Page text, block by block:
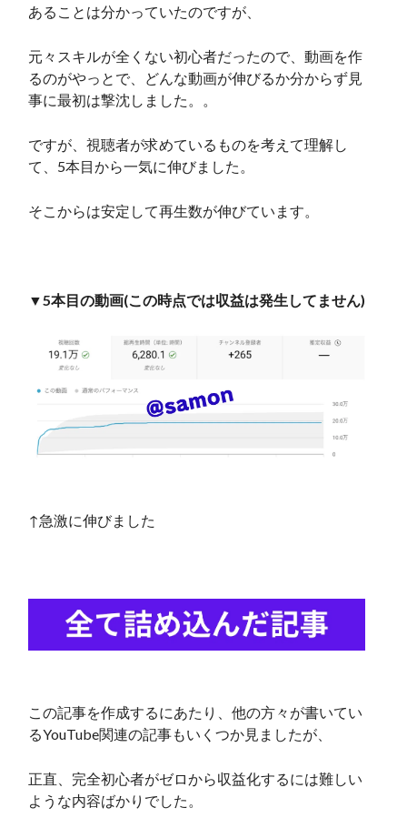
あることは分かっていたのですが、
元々スキルが全くない初心者だったので、動画を作
るのがやっとで、どんな動画が伸びるか分からず見
事に最初は撃沈しました。。
ですが、視聴者が求めているものを考えて理解し
て、5本目から一気に伸びました。
そこからは安定して再生数が伸びています。
▼5本目の動画(この時点では収益は発生してません)
↑急激に伸びました
この記事を作成するにあたり、他の方々が書いてい
るYouTube関連の記事もいくつか見ましたが、
正直、完全初心者がゼロから収益化するには難しい
ような内容ばかりでした。